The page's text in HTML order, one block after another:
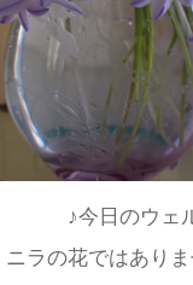
ルカム
ラの花ではあり